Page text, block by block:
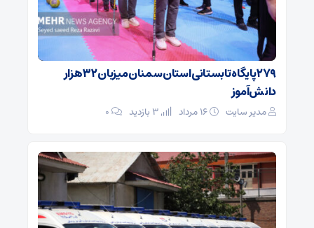
۲۷۹ پایگاه تابستانی استان سمنان میزبان ۳۲ هزار
دانش‌آموز
مدیر سایت ۰